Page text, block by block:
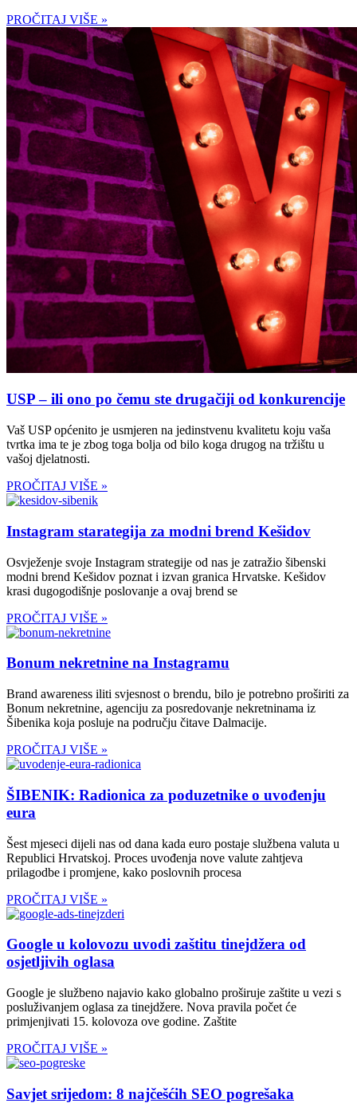
PROČITAJ VIŠE »
USP – ili ono po čemu ste drugačiji od konkurencije
Vaš USP općenito je usmjeren na jedinstvenu kvalitetu koju vaša
tvrtka ima te je zbog toga bolja od bilo koga drugog na tržištu u
vašoj djelatnosti.
PROČITAJ VIŠE »
Instagram starategija za modni brend Kešidov
Osvježenje svoje Instagram strategije od nas je zatražio šibenski
modni brend Kešidov poznat i izvan granica Hrvatske. Kešidov
krasi dugogodišnje poslovanje a ovaj brend se
PROČITAJ VIŠE »
Bonum nekretnine na Instagramu
Brand awareness iliti svjesnost o brendu, bilo je potrebno proširiti za
Bonum nekretnine, agenciju za posredovanje nekretninama iz
Šibenika koja posluje na području čitave Dalmacije.
PROČITAJ VIŠE »
ŠIBENIK: Radionica za poduzetnike o uvođenju
eura
Šest mjeseci dijeli nas od dana kada euro postaje službena valuta u
Republici Hrvatskoj. Proces uvođenja nove valute zahtjeva
prilagodbe i promjene, kako poslovnih procesa
PROČITAJ VIŠE »
Google u kolovozu uvodi zaštitu tinejdžera od
osjetljivih oglasa
Google je službeno najavio kako globalno proširuje zaštite u vezi s
posluživanjem oglasa za tinejdžere. Nova pravila počet će
primjenjivati 15. kolovoza ove godine. Zaštite
PROČITAJ VIŠE »
Savjet srijedom: 8 najčešćih SEO pogrešaka